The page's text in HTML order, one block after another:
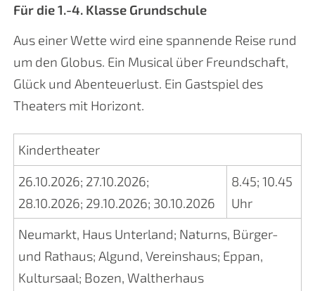
Für die 1.-4. Klasse Grundschule
Aus einer Wette wird eine spannende Reise rund
um den Globus. Ein Musical über Freundschaft,
Glück und Abenteuerlust. Ein Gastspiel des
Theaters mit Horizont.
Kindertheater
26.10.2026; 27.10.2026;
28.10.2026; 29.10.2026; 30.10.2026
8.45; 10.45
Uhr
Neumarkt, Haus Unterland; Naturns, Bürger-
und Rathaus; Algund, Vereinshaus; Eppan,
Kultursaal; Bozen, Waltherhaus